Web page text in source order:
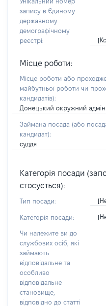
запису в Єдиному
державному
демографічному
реєстрі:
Місце роботи:
Місце роботи або
майбутньої роботи чи
кандидатів):
Донецький окружний
Займана посада (або
кандидат):
суддя
Категорія посади
стосується):
Тип посади:
Категорія посади:
Чи належите ви до
службових осіб, які
займають
відповідальне та
особливо
відповідальне
становище,
відповідно до статті